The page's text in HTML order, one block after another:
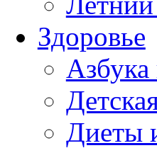
Здоровье
Азбука
Диеты